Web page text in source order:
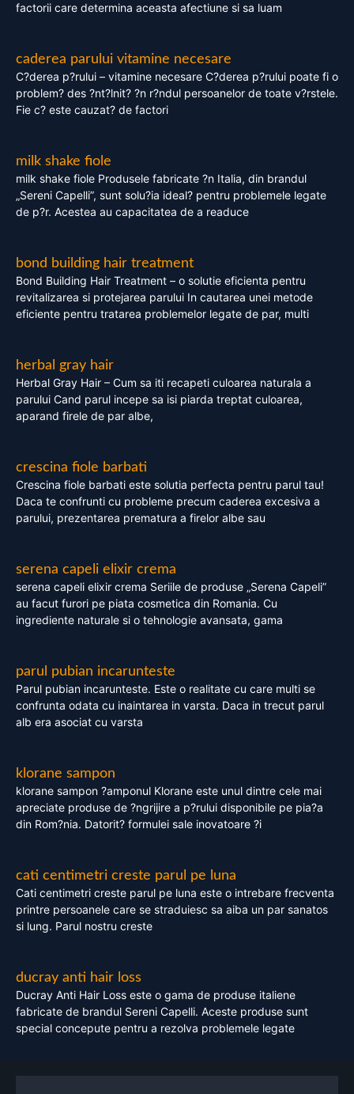
factorii care determina aceasta afectiune si sa luam
caderea parului vitamine necesare
C?derea p?rului – vitamine necesare C?derea p?rului poate fi o
problem? des ?nt?lnit? ?n r?ndul persoanelor de toate v?rstele.
Fie c? este cauzat? de factori
milk shake fiole
milk shake fiole Produsele fabricate ?n Italia, din brandul
„Sereni Capelli”, sunt solu?ia ideal? pentru problemele legate
de p?r. Acestea au capacitatea de a readuce
bond building hair treatment
Bond Building Hair Treatment – o solutie eficienta pentru
revitalizarea si protejarea parului In cautarea unei metode
eficiente pentru tratarea problemelor legate de par, multi
herbal gray hair
Herbal Gray Hair – Cum sa iti recapeti culoarea naturala a
parului Cand parul incepe sa isi piarda treptat culoarea,
aparand firele de par albe,
crescina fiole barbati
Crescina fiole barbati este solutia perfecta pentru parul tau!
Daca te confrunti cu probleme precum caderea excesiva a
parului, prezentarea prematura a firelor albe sau
serena capeli elixir crema
serena capeli elixir crema Seriile de produse „Serena Capeli”
au facut furori pe piata cosmetica din Romania. Cu
ingrediente naturale si o tehnologie avansata, gama
parul pubian incarunteste
Parul pubian incarunteste. Este o realitate cu care multi se
confrunta odata cu inaintarea in varsta. Daca in trecut parul
alb era asociat cu varsta
klorane sampon
klorane sampon ?amponul Klorane este unul dintre cele mai
apreciate produse de ?ngrijire a p?rului disponibile pe pia?a
din Rom?nia. Datorit? formulei sale inovatoare ?i
cati centimetri creste parul pe luna
Cati centimetri creste parul pe luna este o intrebare frecventa
printre persoanele care se straduiesc sa aiba un par sanatos
si lung. Parul nostru creste
ducray anti hair loss
Ducray Anti Hair Loss este o gama de produse italiene
fabricate de brandul Sereni Capelli. Aceste produse sunt
special concepute pentru a rezolva problemele legate